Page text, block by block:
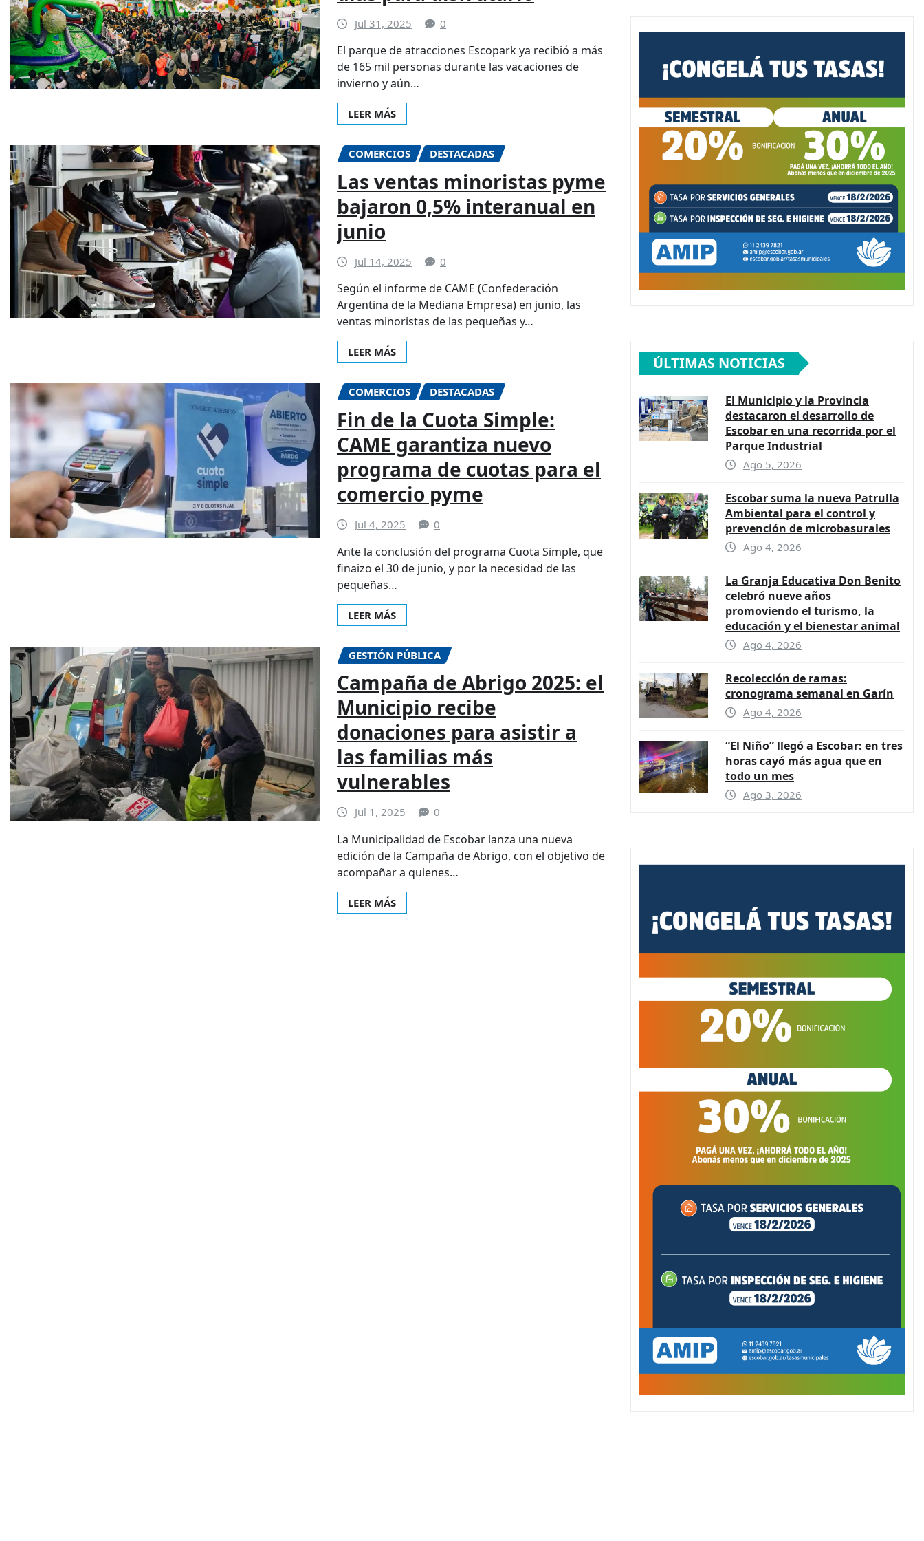
Jul 31, 2025 0
El parque de atracciones Escopark ya recibió a más
de 165 mil personas durante las vacaciones de
invierno y aún…
LEER MÁS
COMERCIOS DESTACADAS
Las ventas minoristas pyme
bajaron 0,5% interanual en
junio
Jul 14, 2025 0
Según el informe de CAME (Confederación
Argentina de la Mediana Empresa) en junio, las
ventas minoristas de las pequeñas y…
LEER MÁS
COMERCIOS DESTACADAS
Fin de la Cuota Simple:
CAME garantiza nuevo
programa de cuotas para el
comercio pyme
Jul 4, 2025 0
Ante la conclusión del programa Cuota Simple, que
finaizo el 30 de junio, y por la necesidad de las
pequeñas…
LEER MÁS
GESTIÓN PÚBLICA
Campaña de Abrigo 2025: el
Municipio recibe
donaciones para asistir a
las familias más
vulnerables
Jul 1, 2025 0
La Municipalidad de Escobar lanza una nueva
edición de la Campaña de Abrigo, con el objetivo de
acompañar a quienes…
LEER MÁS
ÚLTIMAS NOTICIAS
El Municipio y la Provincia
destacaron el desarrollo de
Escobar en una recorrida por el
Parque Industrial
Ago 5, 2026
Escobar suma la nueva Patrulla
Ambiental para el control y
prevención de microbasurales
Ago 4, 2026
La Granja Educativa Don Benito
celebró nueve años
promoviendo el turismo, la
educación y el bienestar animal
Ago 4, 2026
Recolección de ramas:
cronograma semanal en Garín
Ago 4, 2026
“El Niño” llegó a Escobar: en tres
horas cayó más agua que en
todo un mes
Ago 3, 2026